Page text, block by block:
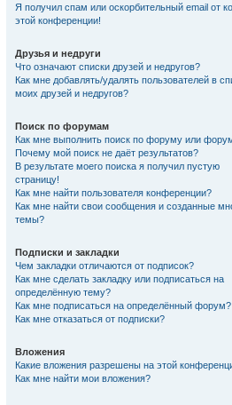
Я получил спам или оскорбительный email от
этой конференции!
Друзья и недруги
Что означают списки друзей и недругов?
Как мне добавлять/удалять пользователей в
моих друзей и недругов?
Поиск по форумам
Как мне выполнить поиск по форуму или
Почему мой поиск не даёт результатов?
В результате моего поиска я получил пустую
страницу!
Как мне найти пользователя конференции?
Как мне найти свои сообщения и созданные
темы?
Подписки и закладки
Чем закладки отличаются от подписок?
Как мне сделать закладку или подписаться на
определённую тему?
Как мне подписаться на определённый форум?
Как мне отказаться от подписки?
Вложения
Какие вложения разрешены на этой
Как мне найти мои вложения?